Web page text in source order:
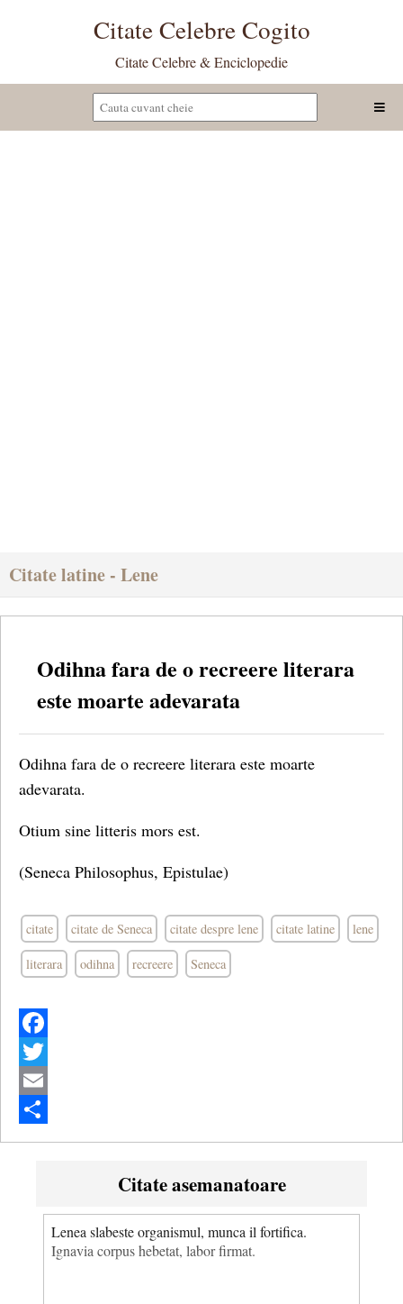
Citate Celebre Cogito
Citate Celebre & Enciclopedie
Citate latine - Lene
Odihna fara de o recreere literara
este moarte adevarata
Odihna fara de o recreere literara este moarte
adevarata.
Otium sine litteris mors est.
(Seneca Philosophus, Epistulae)
citate citate de Seneca citate despre lene citate latine lene
literara odihna recreere Seneca
Facebook
Twitter
Email
Share
Citate asemanatoare
Lenea slabeste organismul, munca il fortifica.
Ignavia corpus hebetat, labor firmat.